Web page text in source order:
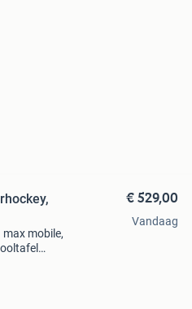
mobile,
€ 529,00
Vandaag